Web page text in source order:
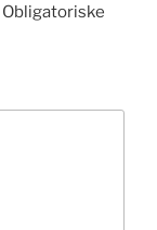
Obligatoriske